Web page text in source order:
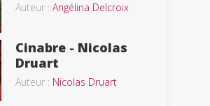
Auteur : Angélina Delcroix
Cinabre - Nicolas
Druart
Auteur : Nicolas Druart